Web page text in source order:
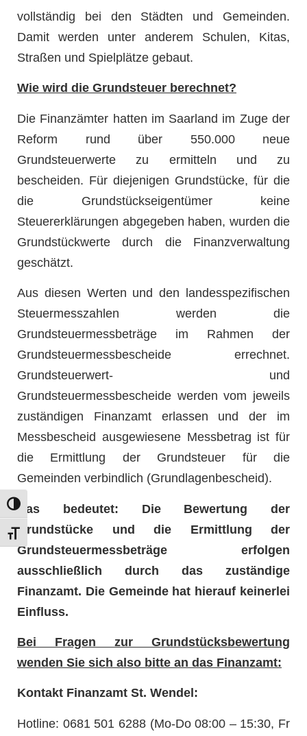
Umschalten auf hohe Kontraste
Schrift vergrößern
vollständig bei den Städten und Gemeinden.
Damit werden unter anderem Schulen, Kitas,
Straßen und Spielplätze gebaut.
Wie wird die Grundsteuer berechnet?
Die Finanzämter hatten im Saarland im Zuge der
Reform rund über 550.000 neue
Grundsteuerwerte zu ermitteln und zu
bescheiden. Für diejenigen Grundstücke, für die
die Grundstückseigentümer keine
Steuererklärungen abgegeben haben, wurden die
Grundstückwerte durch die Finanzverwaltung
geschätzt.
Aus diesen Werten und den landesspezifischen
Steuermesszahlen werden die
Grundsteuermessbeträge im Rahmen der
Grundsteuermessbescheide errechnet.
Grundsteuerwert- und
Grundsteuermessbescheide werden vom jeweils
zuständigen Finanzamt erlassen und der im
Messbescheid ausgewiesene Messbetrag ist für
die Ermittlung der Grundsteuer für die
Gemeinden verbindlich (Grundlagenbescheid).
Das bedeutet: Die Bewertung der
Grundstücke und die Ermittlung der
Grundsteuermessbeträge erfolgen
ausschließlich durch das zuständige
Finanzamt. Die Gemeinde hat hierauf keinerlei
Einfluss.
Bei Fragen zur Grundstücksbewertung
wenden Sie sich also bitte an das Finanzamt:
Kontakt Finanzamt St. Wendel:
Hotline: 0681 501 6288 (Mo-Do 08:00 – 15:30, Fr